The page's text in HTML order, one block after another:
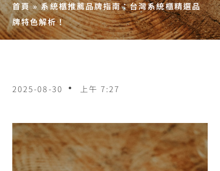
首頁»系統櫃推薦品牌指南：台灣系統櫃精選品
牌特色解析！
2025-08-30 上午 7:27